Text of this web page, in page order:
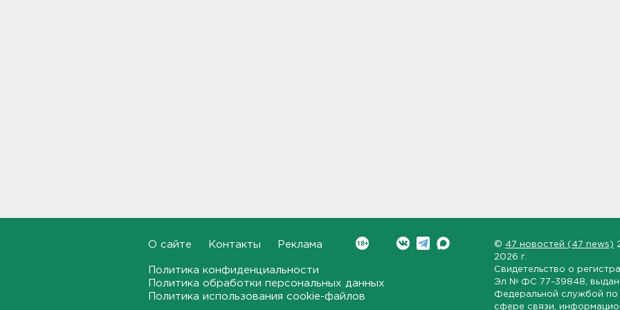
школу на ресейле
В Ленобласти обнаружили
могильник эпохи неолита
О сайте Контакты Реклама
Политика конфиденциальности
Политика обработки персональных данных
Политика использования cookie-файлов
© 47 новостей (47 news)
2026 г.
Свидетельство о
Эл № ФС 77-39848 ,
Федеральной службой по
сфере связи,